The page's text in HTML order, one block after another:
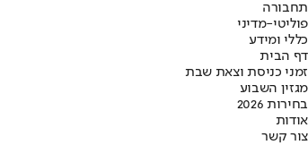
תחבורה
פוליטי-מדיני
כללי ומידע
דף הבית
זמני כניסת וצאת שבת
מגזין השבוע
בחירות 2026
אודות
צור קשר